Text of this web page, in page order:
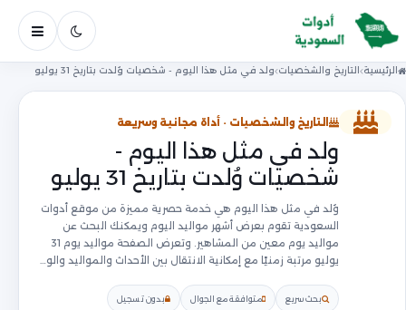
فتح
الرئيسية التاريخ والشخصيات ولد في مثل هذا اليوم - شخصيات وُلدت بتاريخ 31 يوليو
التاريخ والشخصيات · أداة مجانية وسريعة
ولد في مثل هذا اليوم -
شخصيات وُلدت بتاريخ 31 يوليو
وُلد في مثل هذا اليوم هي خدمة حصرية مميزة من موقع أدوات
السعودية تقوم بعرض أشهر مواليد اليوم ويمكنك البحث عن
مواليد يوم معين من المشاهير. وتعرض الصفحة مواليد يوم 31
يوليو مرتبة زمنيًا مع إمكانية الانتقال بين الأحداث والمواليد والو…
بحث سريع متوافقة مع الجوال بدون تسجيل